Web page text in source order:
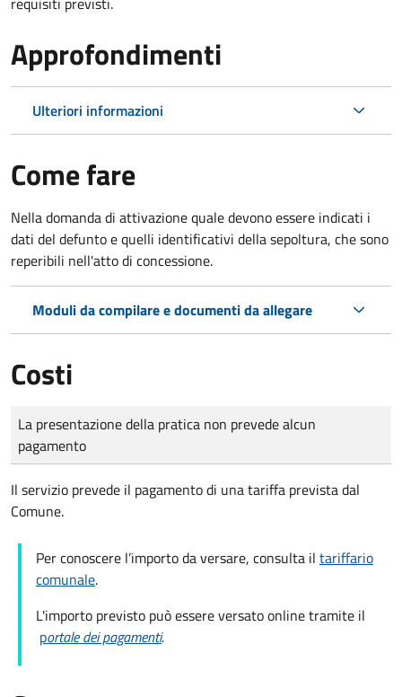
Approfondimenti
Ulteriori informazioni
Come fare
Nella domanda di attivazione quale devono essere indicati i
dati del defunto e quelli identificativi della sepoltura, che sono
reperibili nell'atto di concessione.
Moduli da compilare e documenti da allegare
Costi
Tipo di pagamento
Importo
La presentazione della pratica non prevede alcun
pagamento
Il servizio prevede il pagamento di una tariffa prevista dal
Comune.
Per conoscere l’importo da versare, consulta il tariffario
comunale.
L'importo previsto può essere versato online tramite il
portale dei pagamenti.